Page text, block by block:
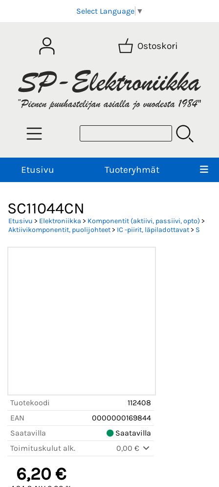
Select Language ▼
Ostoskori
Etusivu Tuoteryhmät
SC11044CN
Etusivu > Elektroniikka > Komponentit (aktiivi, passiivi, opto) >
Aktiivikomponentit, puolijohteet> IC -piirit, läpiladottavat> S
Tuotekoodi
112408
EAN
0000000169844
Saatavilla
Saatavilla
Toimituskulut alk.
0,00 €
6,20 €